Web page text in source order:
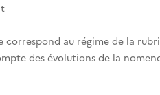
correspond au régime de la
des évolutions de la